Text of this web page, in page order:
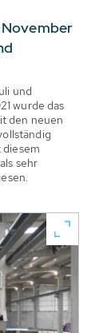
und
wurde das
den neuen
sehr